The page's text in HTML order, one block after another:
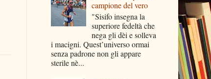
campione del vero
"Sisifo insegna la
superiore fedeltà che
nega gli dèi e solleva
i macigni. Quest’universo ormai
senza padrone non gli appare
sterile nè...